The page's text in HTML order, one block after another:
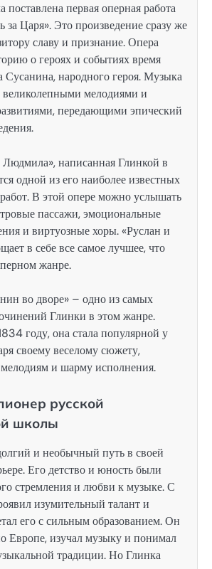
первая оперная работа
Царя». Это произведение сразу же
славу и признание. Опера
о героях и событиях время
Сусанина, народного героя. Музыка
великолепными мелодиями и
передающими эпический
написанная Глинкой в
одной из его наиболее известных
В этой опере можно услышать
пассажи, эмоциональные
и виртуозные хоры. «Руслан и
в себе все самое лучшее, что
жанре.
во дворе» – одно из самых
Глинки в этом жанре.
году, она стала популярной у
своему веселому сюжету,
и шарму исполнения.
русской
школы
и необычный путь в своей
Его детство и юность были
стремления и любви к музыке. С
изумительный талант и
его с сильным образованием. Он
Европе, изучал музыку и понимал
традиции. Но Глинка